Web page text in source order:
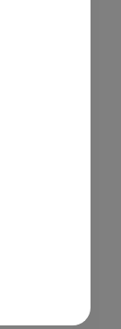
TUX